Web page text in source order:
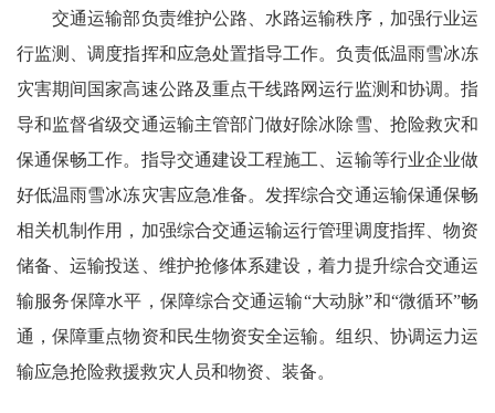
交通运输部负责维护公路、水路运输秩序，加强行业运
行监测、调度指挥和应急处置指导工作。负责低温雨雪冰冻
灾害期间国家高速公路及重点干线路网运行监测和协调。指
导和监督省级交通运输主管部门做好除冰除雪、抢险救灾和
保通保畅工作。指导交通建设工程施工、运输等行业企业做
好低温雨雪冰冻灾害应急准备。发挥综合交通运输保通保畅
相关机制作用，加强综合交通运输运行管理调度指挥、物资
储备、运输投送、维护抢修体系建设，着力提升综合交通运
输服务保障水平，保障综合交通运输“大动脉”和“微循环”畅
通，保障重点物资和民生物资安全运输。组织、协调运力运
输应急抢险救援救灾人员和物资、装备。